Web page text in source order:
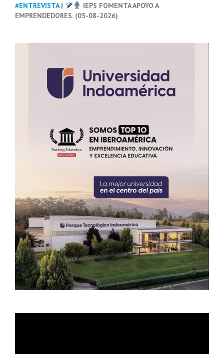
#ENTREVISTA|
IEPS FOMENTA APOYO A
EMPRENDEDORES. (05-08-2026)